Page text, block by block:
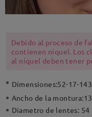
Debido al proceso de
contienen níquel. Los
al níquel deben tener
Dimensiones:52-17-143
Ancho de la montura:
Diametro de lentes: 54